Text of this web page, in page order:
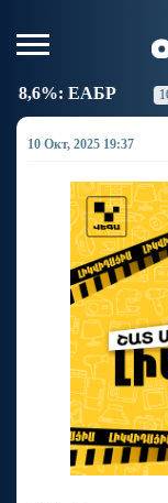
16:39 Трамп: США
10 Окт, 2025 19:37